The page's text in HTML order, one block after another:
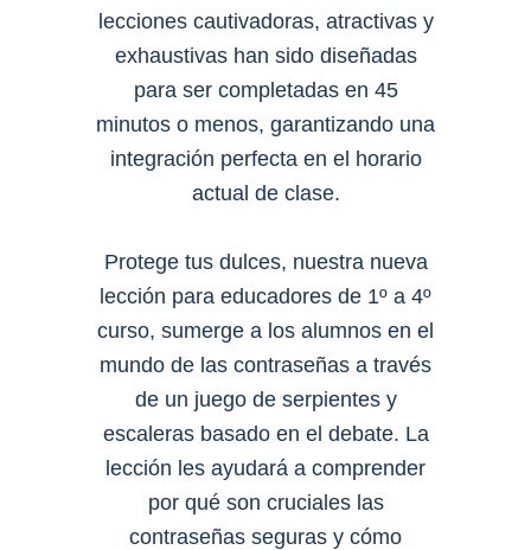
lecciones cautivadoras, atractivas y
exhaustivas han sido diseñadas
para ser completadas en 45
minutos o menos, garantizando una
integración perfecta en el horario
actual de clase.
Protege tus dulces, nuestra nueva
lección para educadores de 1º a 4º
curso, sumerge a los alumnos en el
mundo de las contraseñas a través
de un juego de serpientes y
escaleras basado en el debate. La
lección les ayudará a comprender
por qué son cruciales las
contraseñas seguras y cómo